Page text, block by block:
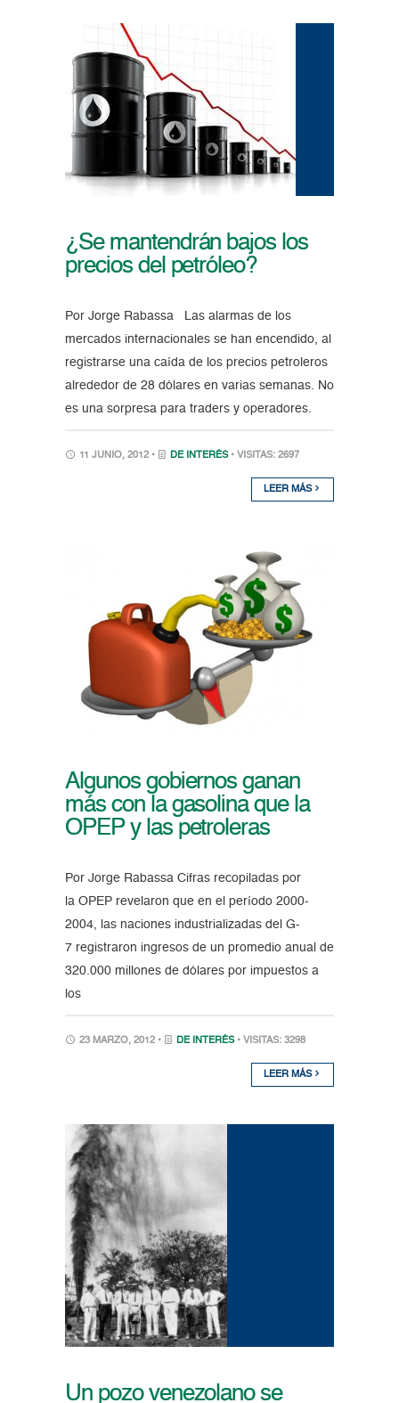
¿Se mantendrán bajos los
precios del petróleo?
Por Jorge Rabassa Las alarmas de los
mercados internacionales se han encendido, al
registrarse una caída de los precios petroleros
alrededor de 28 dólares en varias semanas. No
es una sorpresa para traders y operadores.
11 JUNIO, 2012 • DE INTERÉS • VISITAS: 2697
LEER MÁS
Algunos gobiernos ganan
más con la gasolina que la
OPEP y las petroleras
Por Jorge Rabassa Cifras recopiladas por
la OPEP revelaron que en el período 2000-
2004, las naciones industrializadas del G-
7 registraron ingresos de un promedio anual de
320.000 millones de dólares por impuestos a
los
23 MARZO, 2012 • DE INTERÉS • VISITAS: 3298
LEER MÁS
Un pozo venezolano se